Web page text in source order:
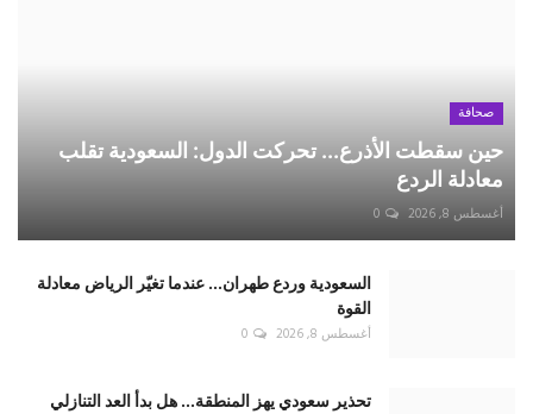
صحافة
حين سقطت الأذرع... تحركت الدول: السعودية تقلب
معادلة الردع
أغسطس 8, 2026 0
السعودية وردع طهران... عندما تغيّر الرياض معادلة
القوة
أغسطس 8, 2026 0
تحذير سعودي يهز المنطقة... هل بدأ العد التنازلي